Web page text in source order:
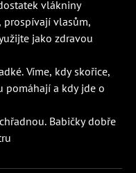
vlákniny
prospívají vlasům,
jako zdravou
Víme, kdy skořice,
pomáhají a kdy jde o
Babičky dobře